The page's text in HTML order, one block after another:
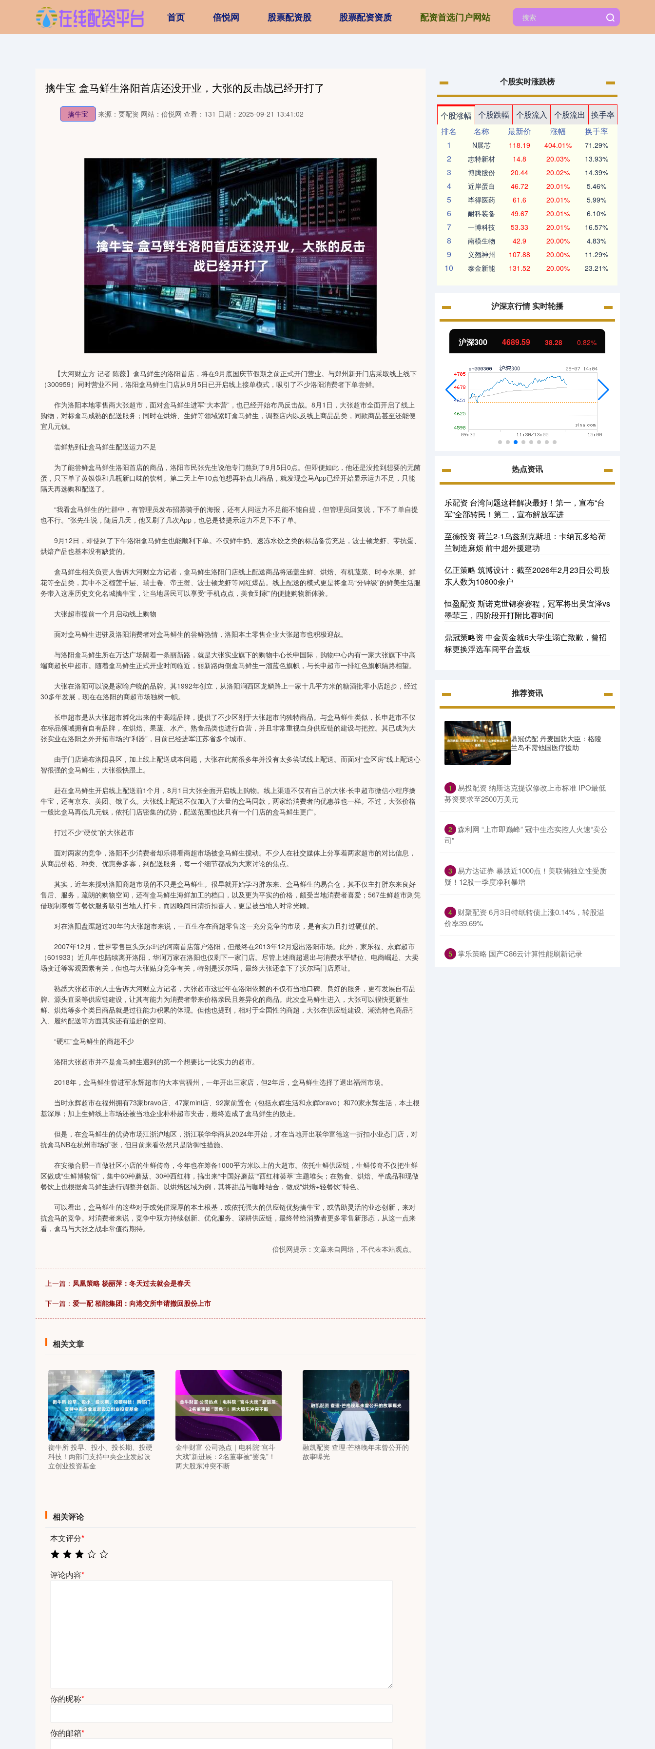
首页 倍悦网 股票配资股 股票配资资质 配资首选门户网站
擒牛宝 盒马鲜生洛阳首店还没开业，大张的反击战已经开打了
擒牛宝 来源：要配资 网站：倍悦网 查看：131 日期：2025-09-21 13:41:02
【大河财立方 记者 陈薇】盒马鲜生的洛阳首店，将在9月底国庆节假期之前正式开门营业。与郑州新开门店采取线上线下
（300959）同时营业不同，洛阳盒马鲜生门店从9月5日已开启线上接单模式，吸引了不少洛阳消费者下单尝鲜。
作为洛阳本地零售商大张超市，面对盒马鲜生进军“大本营”，也已经开始布局反击战。8月1日，大张超市全面开启了线上
购物，对标盒马成熟的配送服务；同时在烘焙、生鲜等领域紧盯盒马鲜生，调整店内以及线上商品品类，同款商品甚至还能便
宜几元钱。
尝鲜热到让盒马鲜生配送运力不足
为了能尝鲜盒马鲜生洛阳首店的商品，洛阳市民张先生说他专门熬到了9月5日0点。但即便如此，他还是没抢到想要的无菌
蛋，只下单了黄馍馍和几瓶新口味的饮料。第二天上午10点他想再补点儿商品，就发现盒马App已经开始显示运力不足，只能
隔天再选购和配送了。
“我看盒马鲜生的社群中，有管理员发布招募骑手的海报，还有人问运力不足能不能自提，但管理员回复说，下不了单自提
也不行。”张先生说，随后几天，他又刷了几次App，也总是被提示运力不足下不了单。
9月12日，即使到了下午洛阳盒马鲜生也能顺利下单。不仅鲜牛奶、速冻水饺之类的标品备货充足，波士顿龙虾、零抗蛋、
烘焙产品也基本没有缺货的。
盒马鲜生相关负责人告诉大河财立方记者，盒马鲜生洛阳门店线上配送商品将涵盖生鲜、烘焙、有机蔬菜、时令水果、鲜
花等全品类，其中不乏榴莲千层、瑞士卷、帝王蟹、波士顿龙虾等网红爆品。线上配送的模式更是将盒马“分钟级”的鲜美生活服
务带入这座历史文化名城擒牛宝，让当地居民可以享受“手机点点，美食到家”的便捷购物新体验。
大张超市提前一个月启动线上购物
面对盒马鲜生进驻及洛阳消费者对盒马鲜生的尝鲜热情，洛阳本土零售企业大张超市也积极迎战。
与洛阳盒马鲜生所在万达广场隔着一条丽新路，就是大张实业旗下的购物中心长申国际，购物中心内有一家大张旗下中高
端商超长申超市。随着盒马鲜生正式开业时间临近，丽新路两侧盒马鲜生一溜蓝色旗帜，与长申超市一排红色旗帜隔路相望。
大张在洛阳可以说是家喻户晓的品牌。其1992年创立，从洛阳涧西区龙鳞路上一家十几平方米的糖酒批零小店起步，经过
30多年发展，现在在洛阳的商超市场独树一帜。
长申超市是从大张超市孵化出来的中高端品牌，提供了不少区别于大张超市的独特商品。与盒马鲜生类似，长申超市不仅
在标品领域拥有自有品牌，在烘焙、果蔬、水产、熟食品类也进行自营，并且非常重视自身供应链的建设与把控。其已成为大
张实业在洛阳之外开拓市场的“利器”，目前已经进军江苏省多个城市。
由于门店遍布洛阳县区，加上线上配送成本问题，大张在此前很多年并没有太多尝试线上配送。而面对“盒区房”线上配送心
智很强的盒马鲜生，大张很快跟上。
赶在盒马鲜生开启线上配送前1个月，8月1日大张全面开启线上购物。线上渠道不仅有自己的大张·长申超市微信小程序擒
牛宝，还有京东、美团、饿了么。大张线上配送不仅加入了大量的盒马同款，两家给消费者的优惠券也一样。不过，大张价格
一般比盒马再低几元钱，依托门店密集的优势，配送范围也比只有一个门店的盒马鲜生更广。
打过不少“硬仗”的大张超市
面对两家的竞争，洛阳不少消费者却乐得看商超市场被盒马鲜生搅动。不少人在社交媒体上分享着两家超市的对比信息，
从商品价格、种类、优惠券多寡，到配送服务，每一个细节都成为大家讨论的焦点。
其实，近年来搅动洛阳商超市场的不只是盒马鲜生。很早就开始学习胖东来、盒马鲜生的易合仓，其不仅主打胖东来良好
售后、服务，疏朗的购物空间，还有盒马鲜生海鲜加工的档口，以及更为平实的价格，颇受当地消费者喜爱；567生鲜超市则凭
借现制泰餐等餐饮服务吸引当地人打卡，而因晚间日清折扣喜人，更是被当地人时常光顾。
对在洛阳盘踞超过30年的大张超市来说，一直生存在商超零售这一充分竞争的市场，是有实力且打过硬仗的。
2007年12月，世界零售巨头沃尔玛的河南首店落户洛阳，但最终在2013年12月退出洛阳市场。此外，家乐福、永辉超市
（601933）近几年也陆续离开洛阳，华润万家在洛阳也仅剩下一家门店。尽管上述商超退出与消费水平错位、电商崛起、大卖
场变迁等客观因素有关，但也与大张贴身竞争有关，特别是沃尔玛，最终大张还拿下了沃尔玛门店原址。
熟悉大张超市的人士告诉大河财立方记者，大张超市这些年在洛阳依赖的不仅有当地口碑、良好的服务，更有发展自有品
牌、源头直采等供应链建设，让其有能力为消费者带来价格亲民且差异化的商品。此次盒马鲜生进入，大张可以很快更新生
鲜、烘焙等多个类目商品就是过往能力积累的体现。但他也提到，相对于全国性的商超，大张在供应链建设、潮流特色商品引
入、履约配送等方面其实还有追赶的空间。
“硬杠”盒马鲜生的商超不少
洛阳大张超市并不是盒马鲜生遇到的第一个想要比一比实力的超市。
2018年，盒马鲜生曾进军永辉超市的大本营福州，一年开出三家店，但2年后，盒马鲜生选择了退出福州市场。
当时永辉超市在福州拥有73家bravo店、47家mini店、92家前置仓（包括永辉生活和永辉bravo）和70家永辉生活，本土根
基深厚；加上生鲜线上市场还被当地企业朴朴超市夹击，最终造成了盒马鲜生的败走。
但是，在盒马鲜生的优势市场江浙沪地区，浙江联华华商从2024年开始，才在当地开出联华富德这一折扣小业态门店，对
抗盒马NB在杭州市场扩张，但目前来看依然只是防御性措施。
在安徽合肥一直做社区小店的生鲜传奇，今年也在筹备1000平方米以上的大超市。依托生鲜供应链，生鲜传奇不仅把生鲜
区做成“生鲜博物馆”，集中60种蘑菇、30种西红柿，搞出来“中国好蘑菇”“西红柿荟萃”主题堆头；在熟食、烘焙、半成品和现做
餐饮上也根据盒马鲜生进行调整并创新。以烘焙区域为例，其将甜品与咖啡结合，做成“烘焙+轻餐饮”特色。
可以看出，盒马鲜生的这些对手或凭借深厚的本土根基，或依托强大的供应链优势擒牛宝，或借助灵活的业态创新，来对
抗盒马的竞争。对消费者来说，竞争中双方持续创新、优化服务、深耕供应链，最终带给消费者更多零售新形态，从这一点来
看，盒马与大张之战非常值得期待。
倍悦网提示：文章来自网络，不代表本站观点。
上一篇： 凤凰策略 杨丽萍：冬天过去就会是春天
下一篇： 爱一配 栢能集团：向港交所申请撤回股份上市
相关文章
衡牛所 投早、投小、投长期、投硬
科技！两部门支持中央企业发起设
立创业投资基金
金牛财富 公司热点｜电科院“宫斗
大戏”新进展：2名董事被“罢免”！
两大股东冲突不断
融凯配资 查理·芒格晚年未曾公开的
故事曝光
相关评论
本文评分*
评论内容*
你的昵称*
你的邮箱*
个股实时涨跌榜
个股涨幅 个股跌幅 个股流入 个股流出
换手率
排名
名称 最新价 涨幅
换手率
1
N展芯 118.19 404.01% 71.29%
2 志特新材 14.8 20.03% 13.93%
3 博腾股份 20.44 20.02% 14.39%
4 近岸蛋白 46.72 20.01% 5.46%
5 毕得医药 61.6 20.01% 5.99%
6 耐科装备 49.67 20.01% 6.10%
7 一博科技 53.33 20.01% 16.57%
8 南模生物 42.9 20.00% 4.83%
9 义翘神州 107.88 20.00% 11.29%
10 泰金新能 131.52 20.00% 23.21%
沪深京行情 实时轮播
沪深300 北证50 1130.18 7.31 0.65%
热点资讯
乐配资 台湾问题这样解决最好！第一，宣布“台
军”全部转民！第二，宣布解放军进
至德投资 荷兰2-1乌兹别克斯坦：卡纳瓦多给荷
兰制造麻烦 前中超外援建功
亿正策略 筑博设计：截至2026年2月23日公司股
东人数为10600余户
恒盈配资 斯诺克世锦赛赛程，冠军将出吴宜泽vs
墨菲三，四阶段开打附比赛时间
鼎冠策略资 中金黄金就6大学生溺亡致歉，曾招
标更换浮选车间平台盖板
推荐资讯
鼎冠优配 丹麦国防大臣：格陵
兰岛不需他国医疗援助
1
​易投配资 纳斯达克提议修改上市标准 IPO最低
募资要求至2500万美元
2 ​森利网 “上市即巅峰” 冠中生态实控人火速“卖公
司”
3 ​易方达证券 暴跌近1000点！美联储独立性受质
疑！12股一季度净利暴增
4 ​财聚配资 6月3日特纸转债上涨0.14%，转股溢
价率39.69%
5 ​掌乐策略 国产C86云计算性能刷新记录